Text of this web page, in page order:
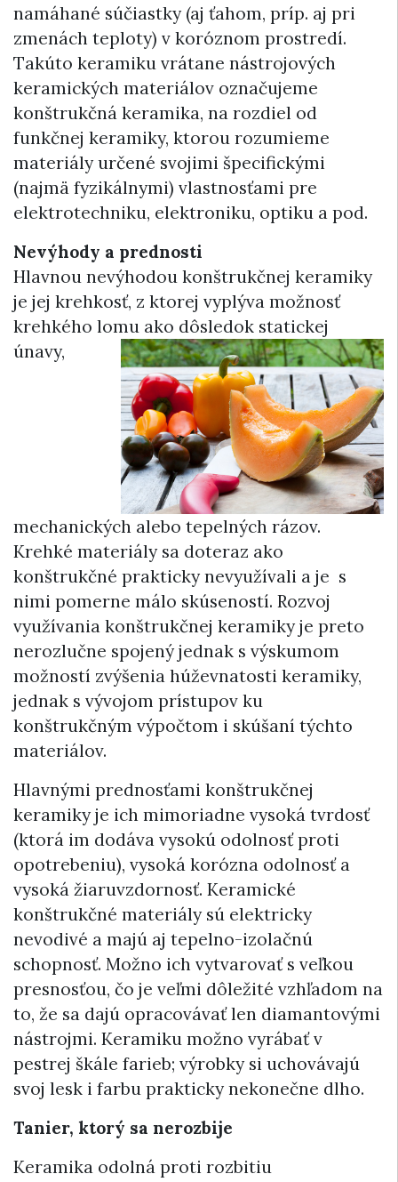
namáhané súčiastky (aj ťahom, príp. aj pri
zmenách teploty) v koróznom prostredí.
Takúto keramiku vrátane nástrojových
keramických materiálov označujeme
konštrukčná keramika, na rozdiel od
funkčnej keramiky, ktorou rozumieme
materiály určené svojimi špecifickými
(najmä fyzikálnymi) vlastnosťami pre
elektrotechniku, elektroniku, optiku a pod.
Nevýhody a prednosti
Hlavnou nevýhodou konštrukčnej keramiky
je jej krehkosť, z ktorej vyplýva možnosť
krehkého lomu ako dôsledok statickej
únavy,
mechanických alebo tepelných rázov.
Krehké materiály sa doteraz ako
konštrukčné prakticky nevyužívali a je s
nimi pomerne málo skúseností. Rozvoj
využívania konštrukčnej keramiky je preto
nerozlučne spojený jednak s výskumom
možností zvýšenia húževnatosti keramiky,
jednak s vývojom prístupov ku
konštrukčným výpočtom i skúšaní týchto
materiálov.
Hlavnými prednosťami konštrukčnej
keramiky je ich mimoriadne vysoká tvrdosť
(ktorá im dodáva vysokú odolnosť proti
opotrebeniu), vysoká korózna odolnosť a
vysoká žiaruvzdornosť. Keramické
konštrukčné materiály sú elektricky
nevodivé a majú aj tepelno-izolačnú
schopnosť. Možno ich vytvarovať s veľkou
presnosťou, čo je veľmi dôležité vzhľadom na
to, že sa dajú opracovávať len diamantovými
nástrojmi. Keramiku možno vyrábať v
pestrej škále farieb; výrobky si uchovávajú
svoj lesk i farbu prakticky nekonečne dlho.
Tanier, ktorý sa nerozbije
Keramika odolná proti rozbitiu